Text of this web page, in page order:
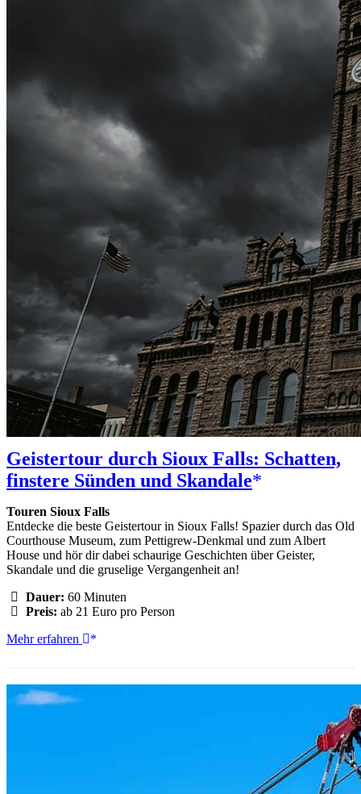
Geistertour durch Sioux Falls: Schatten,
finstere Sünden und Skandale
Touren Sioux Falls
Entdecke die beste Geistertour in Sioux Falls! Spazier durch das Old
Courthouse Museum, zum Pettigrew-Denkmal und zum Albert
House und hör dir dabei schaurige Geschichten über Geister,
Skandale und die gruselige Vergangenheit an!
Dauer: 60 Minuten
Preis: ab 21 Euro pro Person
Geistertour
Falls:
Schatten,
finstere
Mehr erfahren